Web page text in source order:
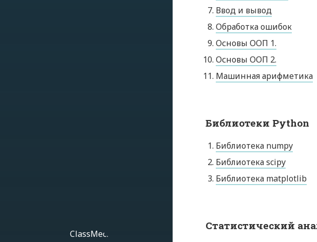
Ввод и вывод
Обработка ошибок
Основы ООП 1.
Основы ООП 2.
Машинная арифметика
Библиотеки Python
Библиотека numpy
Библиотека scipy
Библиотека matplotlib
Статистический